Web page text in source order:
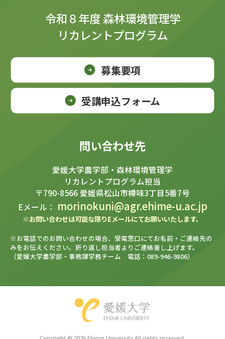
令和８年度 森林環境管理学
リカレントプログラム
募集要項
受講申込フォーム
問い合わせ先
愛媛大学農学部・森林環境管理学
リカレントプログラム担当
〒790-8566 愛媛県松山市樽味3丁目5番7号
Eメール： morinokuni@agr.ehime-u.ac.jp
※お問い合わせは可能な限りEメールにてお願いいたします。
※お電話でのお問い合わせの場合、受電窓口にてお名前・ご連絡先の
みをお伝えください。折り返し担当者よりご連絡差し上げます。
（愛媛大学農学部・事務課学務チーム 電話：089-946-9806）